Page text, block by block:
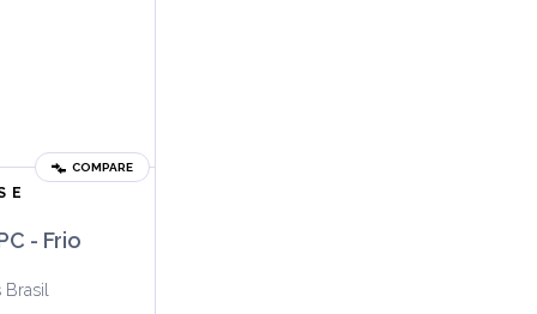
COMPARE
E
- Frio